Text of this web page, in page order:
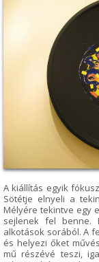
A kiállítás egyik
Sötétje elnyeli a
Mélyére tekintve egy
sejlenek fel benne.
alkotások sorából. A
és helyezi őket
mű részévé teszi,